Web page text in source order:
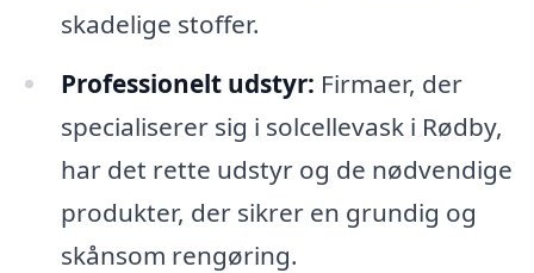
skadelige stoffer.
Professionelt udstyr: Firmaer, der
specialiserer sig i solcellevask i Rødby,
har det rette udstyr og de nødvendige
produkter, der sikrer en grundig og
skånsom rengøring.